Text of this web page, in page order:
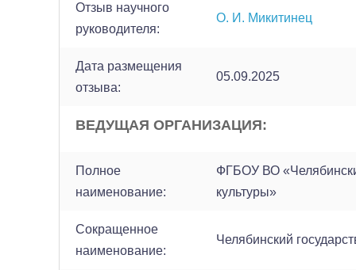
Отзыв научного
руководителя:
О. И. Микитинец
Дата размещения
отзыва:
05.09.2025
ВЕДУЩАЯ ОРГАНИЗАЦИЯ:
Полное
наименование:
ФГБОУ ВО
культуры»
Сокращенное
наименование:
Челябинский